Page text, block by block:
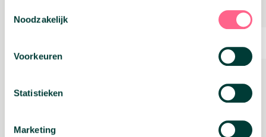
Noodzakelijk
Voorkeuren
Statistieken
Marketing
hypotheek
hypotheek, maar alleen als het gaat om een
nieuwe woning. Wel kun je voor een
hypotheek verhogen of een tweede hypotheek
afsluiten. Weeg deze opties dus goed af, maar
er is altijd wel een manier om je verbouwing te
financieren met een hypotheek, maar alleen
een nieuwe woning is volledig mee te